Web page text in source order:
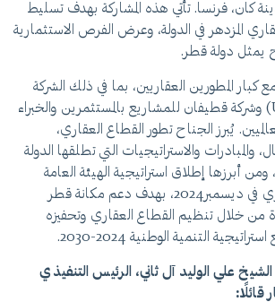
كان، فرنسا. تأتي هذه المشاركة بهدف تسليط
المزدهر في الدولة، وعرض الفرص الاستثمارية
يمثل دولة قطر.
كبار المطورين العقاريين، بما في ذلك الشركة
المتحدة للتنمية (UDC) وشركة قطيفان للمشاريع بالمستثمرين والخبراء
يُبرز الجناح تطور القطاع العقاري،
والمبادرات والاستراتيجيات التي تطلقها الدولة
ومن أبرزها إطلاق استراتيجية الهيئة العامة
لتنظيم القطاع العقاري في ديسمبر2024، بهدف دعم مكانة قطر
من خلال تنظيم القطاع العقاري وتحفيزه
التنمية الوطنية 2024-2030.
علي الوليد آل ثاني، الرئيس التنفيذي
قائلًا: